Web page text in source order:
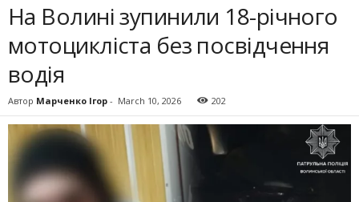
На Волині зупинили 18-річного
мотоцикліста без посвідчення
водія
Автор Марченко Ігор - March 10, 2026 202